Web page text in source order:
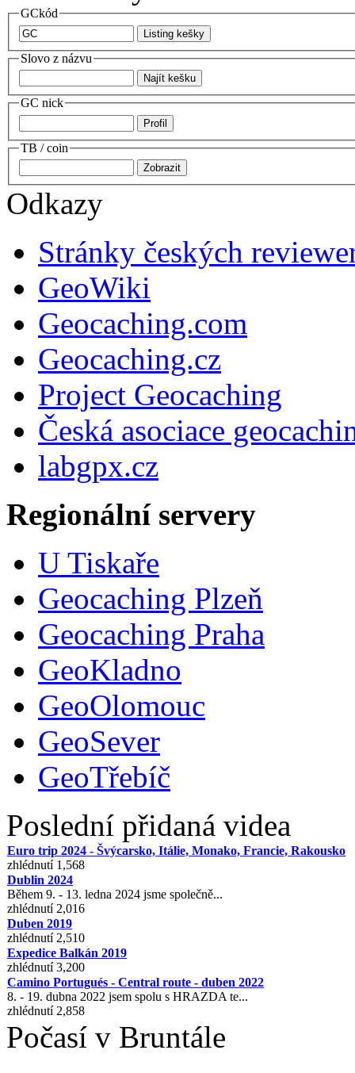
GCkód
Slovo z názvu
GC nick
TB / coin
Odkazy
Stránky českých
GeoWiki
Geocaching.com
Geocaching.cz
Project Geocaching
Česká asociace
labgpx.cz
Regionální servery
U Tiskaře
Geocaching Plzeň
Geocaching Praha
GeoKladno
GeoOlomouc
GeoSever
GeoTřebíč
Poslední přidaná videa
Euro trip 2024 - Švýcarsko, Itálie, Monako, Francie, Rakousko
zhlédnutí 1,568
Dublin 2024
Během 9. - 13. ledna 2024 jsme společně...
zhlédnutí 2,016
Duben 2019
zhlédnutí 2,510
Expedice Balkán 2019
zhlédnutí 3,200
Camino Portugués - Central route - duben 2022
8. - 19. dubna 2022 jsem spolu s HRAZDA te...
zhlédnutí 2,858
Počasí v Bruntále